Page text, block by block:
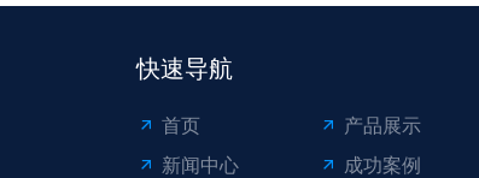
快速导航
首页
产品展示
新闻中心
成功案例